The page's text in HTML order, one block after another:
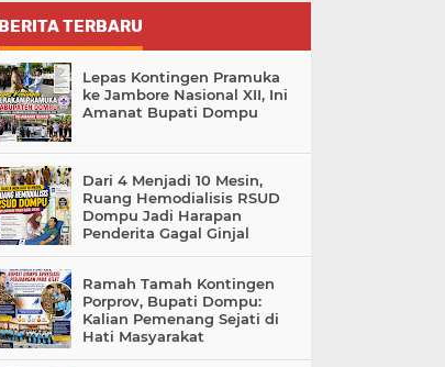
BERITA TERBARU
Lepas Kontingen Pramuka
ke Jambore Nasional XII, Ini
Amanat Bupati Dompu
Dari 4 Menjadi 10 Mesin,
Ruang Hemodialisis RSUD
Dompu Jadi Harapan
Penderita Gagal Ginjal
Ramah Tamah Kontingen
Porprov, Bupati Dompu:
Kalian Pemenang Sejati di
Hati Masyarakat